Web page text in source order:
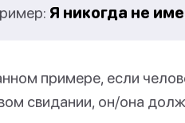
Я никогда не
примере, если
свидании, он/она